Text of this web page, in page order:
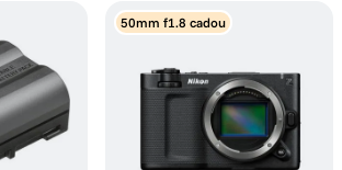
50mm f1.8 cadou